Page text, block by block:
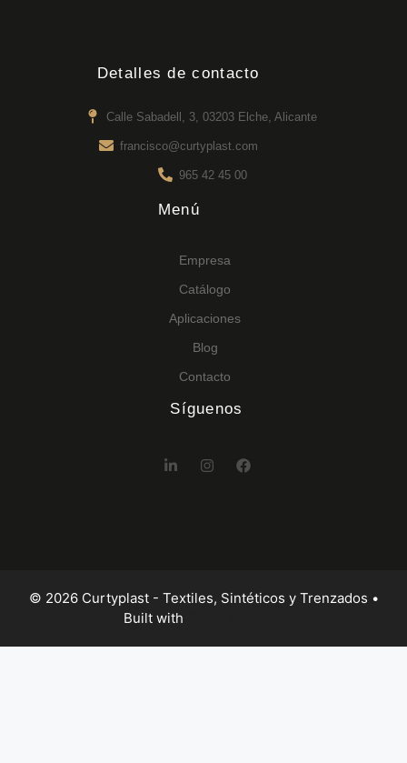
Detalles de contacto
Calle Sabadell, 3, 03203 Elche, Alicante
francisco@curtyplast.com
965 42 45 00
Menú
Empresa
Catálogo
Aplicaciones
Blog
Contacto
Síguenos
© 2026 Curtyplast - Textiles, Sintéticos y Trenzados •
Built with